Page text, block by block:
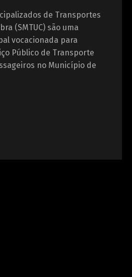
de Transportes
(SMTUC) são uma
vocacionada para
Público de Transporte
no Município de